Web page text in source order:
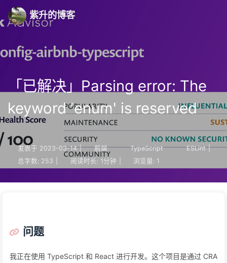
紫升的博客
「已解决」Parsing error: The
keyword 'enum' is reserved
发表于 2023-03-14 | 前端 TypeScript ESLint |
总字数: 253 阅读时长: 1分钟 浏览量: 1
问题
我正在使用 TypeScript 和 React 进行开发。这个项目是通过 CRA